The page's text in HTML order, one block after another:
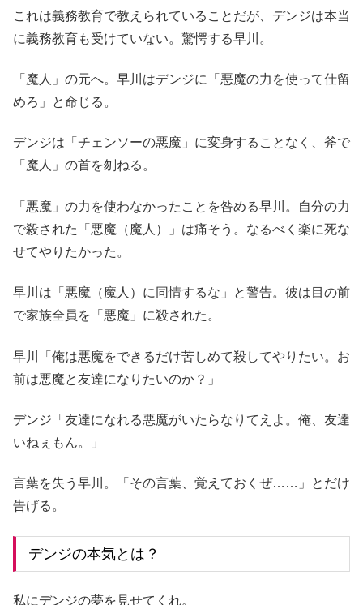
これは義務教育で教えられていることだが、デンジは本当
に義務教育も受けていない。驚愕する早川。
「魔人」の元へ。早川はデンジに「悪魔の力を使って仕留
めろ」と命じる。
デンジは「チェンソーの悪魔」に変身することなく、斧で
「魔人」の首を刎ねる。
「悪魔」の力を使わなかったことを咎める早川。自分の力
で殺された「悪魔（魔人）」は痛そう。なるべく楽に死な
せてやりたかった。
早川は「悪魔（魔人）に同情するな」と警告。彼は目の前
で家族全員を「悪魔」に殺された。
早川「俺は悪魔をできるだけ苦しめて殺してやりたい。お
前は悪魔と友達になりたいのか？」
デンジ「友達になれる悪魔がいたらなりてえよ。俺、友達
いねぇもん。」
言葉を失う早川。「その言葉、覚えておくぜ……」とだけ
告げる。
デンジの本気とは？
私にデンジの夢を見せてくれ。